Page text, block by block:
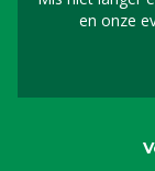
en onze